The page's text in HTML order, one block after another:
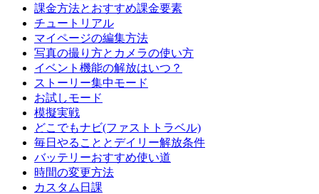
課金方法とおすすめ課金要素
チュートリアル
マイページの編集方法
写真の撮り方とカメラの使い方
イベント機能の解放はいつ？
ストーリー集中モード
お試しモード
模擬実戦
どこでもナビ(ファストトラベル)
毎日やることとデイリー解放条件
バッテリーおすすめ使い道
時間の変更方法
カスタム日課